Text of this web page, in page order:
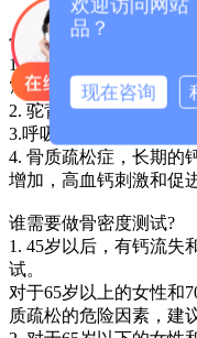
骨质疏松症的危害:
1. 疼痛是骨质疏松症常
70% - 80%。
2. 驼背，身体短。大荷
3.呼吸功能下降。胸腰
4. 骨质疏松症，长期的
增加，高血钙刺激和促
谁需要做骨密度测试?
1. 45岁以后，有钙流失
试。
对于65岁以上的女性和
质疏松的危险因素，建
欢迎访问网站
品？
现在咨询